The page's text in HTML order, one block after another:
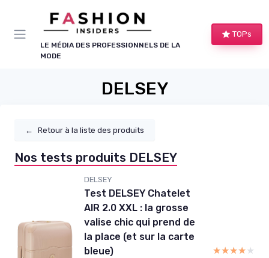
LE MÉDIA DES PROFESSIONNELS DE LA
MODE
TOPs
DELSEY
← Retour à la liste des produits
Nos tests produits DELSEY
DELSEY
Test DELSEY Chatelet
AIR 2.0 XXL : la grosse
valise chic qui prend de
la place (et sur la carte
bleue)
★★★★★
★★★★★